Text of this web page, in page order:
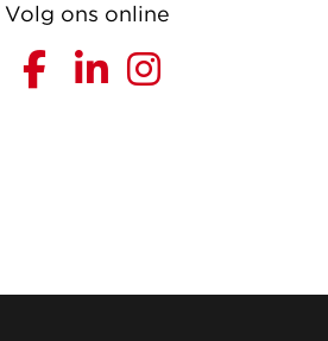
Volg ons online